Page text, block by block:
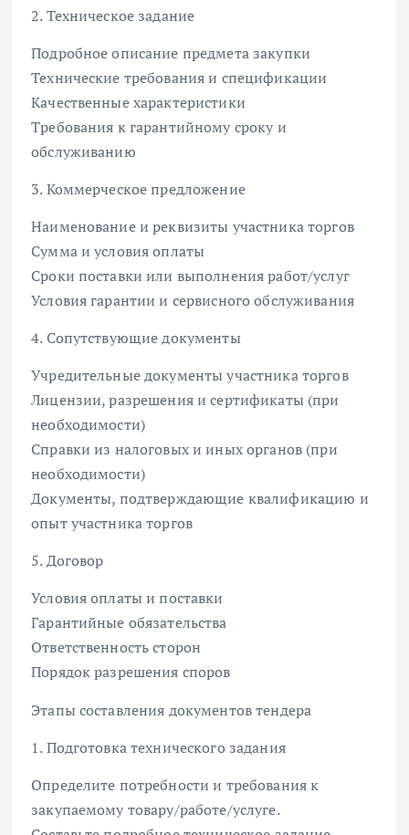
2. Техническое задание
Подробное описание предмета закупки
Технические требования и спецификации
Качественные характеристики
Требования к гарантийному сроку и
обслуживанию
3. Коммерческое предложение
Наименование и реквизиты участника торгов
Сумма и условия оплаты
Сроки поставки или выполнения работ/услуг
Условия гарантии и сервисного обслуживания
4. Сопутствующие документы
Учредительные документы участника торгов
Лицензии, разрешения и сертификаты (при
необходимости)
Справки из налоговых и иных органов (при
необходимости)
Документы, подтверждающие квалификацию и
опыт участника торгов
5. Договор
Условия оплаты и поставки
Гарантийные обязательства
Ответственность сторон
Порядок разрешения споров
Этапы составления документов тендера
1. Подготовка технического задания
Определите потребности и требования к
закупаемому товару/работе/услуге.